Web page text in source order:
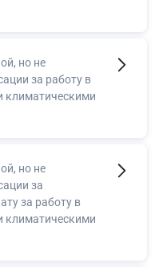
но не
за работу в
климатическими
но не
за
за работу в
климатическими